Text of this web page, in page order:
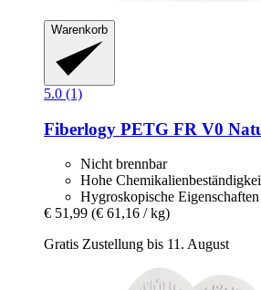
Warenkorb
5.0 (1)
Fiberlogy PETG FR V0
Nicht brennbar
Hohe
Hygroskopische Eigenschaften
€ 51,99 (€ 61,16 / kg)
Gratis Zustellung bis 11. August